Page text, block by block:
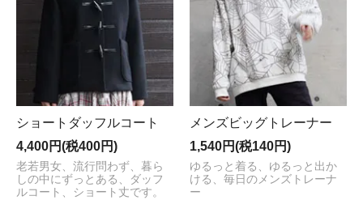
ショートダッフルコート
4,400円(税400円)
老若男女、流行問わず、暮ら
しの中にずっとある、ダッフ
ルコート、ショート丈です。
メンズビッグトレーナー
1,540円(税140円)
ゆるっと着る、ゆるっと出か
ける、毎日のメンズトレーナ
ー